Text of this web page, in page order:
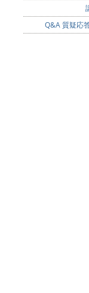
Q&A 質疑応